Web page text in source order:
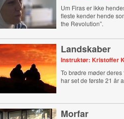
Um Firas er ikke
fleste kender hende
the Revolution”.
Landskaber
Instruktør: Kristoffer
To brødre møder deres
har set de første 21 år
Morfar